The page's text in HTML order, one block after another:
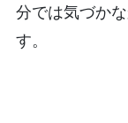
分では気づか
す。